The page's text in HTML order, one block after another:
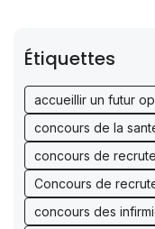
Étiquettes
accueillir un futur
concours de la
concours de
Concours de
concours des